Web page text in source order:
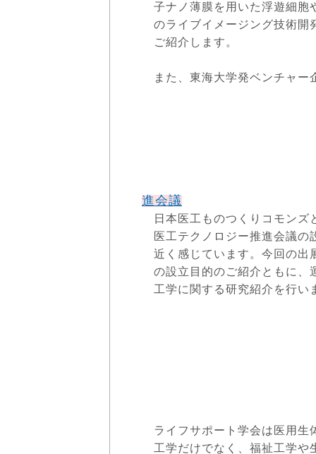
子ナノ薄膜を用いた浮遊細胞
のライブイメージング技術開
ご紹介します。
また、東海大学発ベンチャー
進会議
日本医工ものつくりコモンズ
医工テクノロジー推進会議の
近く感じています。今回の出
の設立目的のご紹介ともに、
工学に関する研究紹介を行い
ライフサポート学会は医用生
工学だけでなく、福祉工学や